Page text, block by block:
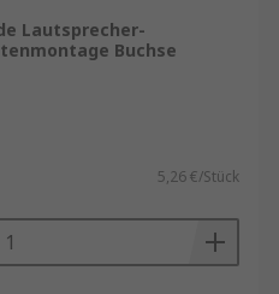
Lautsprecher-
Buchse
5,26 €/Stück